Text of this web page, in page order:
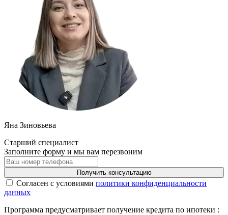
Яна Зиновьева
Старший специалист
Заполните форму и мы вам перезвоним
Получить консультацию
Cогласен с условиями политики конфиденциальности
данных
Программа предусматривает получение кредита по ипотеки :